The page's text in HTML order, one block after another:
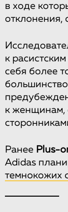
в ходе
отклонения,
к
себя более
к женщинам,
Ранее Plus-
Adidas
темнокожих